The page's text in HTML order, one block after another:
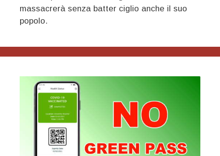
massacrerà senza batter ciglio anche il suo
popolo.